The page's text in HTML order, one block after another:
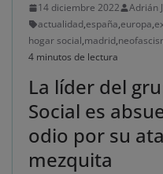
14 diciembre 2022
Adrián
actualidad,españa,europa,
hogar social,madrid,
4 minutos de lectura
La líder del
Social es
odio por su
mezquita